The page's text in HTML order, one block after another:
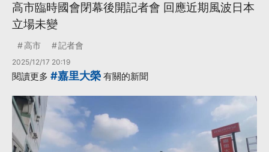
高市臨時國會閉幕後開記者會 回應近期風波日本
立場未變
高市 記者會
2025/12/17 20:19
閱讀更多 #嘉里大榮 有關的新聞